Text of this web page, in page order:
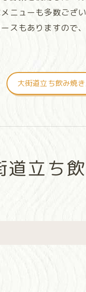
ニューも多数ご
スもありますので
大街道立ち飲み焼
道立ち